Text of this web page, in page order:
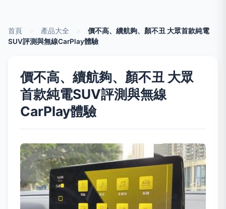
首頁 產品大全
價不高、續航夠、顏不丑 大眾首款純電
SUV評測與無線CarPlay體驗
價不高、續航夠、顏不丑 大眾
首款純電SUV評測與無線
CarPlay體驗